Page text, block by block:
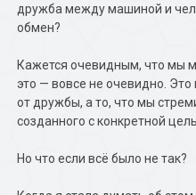
дружба между машиной и
обмен?
Кажется очевидным, что мы
это — вовсе не очевидно.
от дружбы, а то, что мы
созданного с конкретной
Но что если всё было не так?